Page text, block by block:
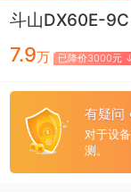
斗山DX60E-
7.9万 已降价3000元
有疑问
对于设
测。